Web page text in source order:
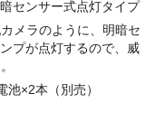
センサー式点灯タイプ
メラのように、明暗セ
プが点灯するので、威
×2本（別売）